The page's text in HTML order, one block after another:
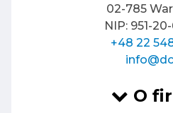
02-785
NIP: 951-
+48 22
O